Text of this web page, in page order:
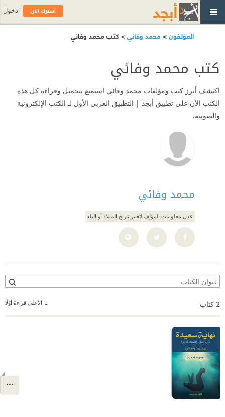
المؤلفون> محمد وفائي> كتب محمد وفائي
كتب محمد وفائي
اكتشف أبرز كتب ومؤلفات محمد وفائي استمتع بتحميل وقراءة كل هذه
الكتب الآن على تطبيق أبجد | التطبيق العربي الأول لـ الكتب الإلكترونية
والصوتية.
محمد وفائي
عدل معلومات المؤلف لتغيير تاريخ الميلاد أو البلد
الأعلى قراءةً أوّلًا 2 كتاب
اشترك الآن دخول